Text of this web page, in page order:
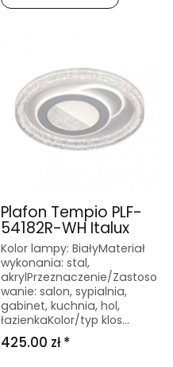
Plafon Tempio PLF-
54182R-WH Italux
Kolor lampy: BiałyMateriał
wykonania: stal,
akrylPrzeznaczenie/Zastoso
wanie: salon, sypialnia,
gabinet, kuchnia, hol,
łazienkaKolor/typ klos...
425.00 zł *